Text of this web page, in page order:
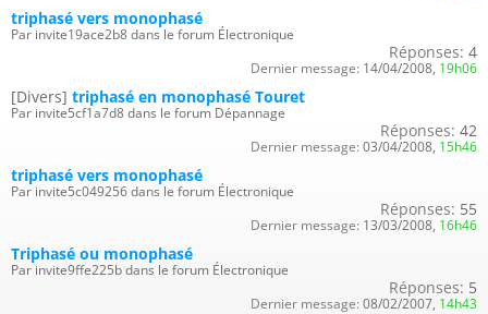
triphasé vers monophasé
Par invite19ace2b8 dans le forum Électronique
Réponses: 4
Dernier message: 14/04/2008, 19h06
[Divers] triphasé en monophasé Touret
Par invite5cf1a7d8 dans le forum Dépannage
Réponses: 42
Dernier message: 03/04/2008, 15h46
triphasé vers monophasé
Par invite5c049256 dans le forum Électronique
Réponses: 55
Dernier message: 13/03/2008, 16h46
Triphasé ou monophasé
Par invite9ffe225b dans le forum Électronique
Réponses: 5
Dernier message: 08/02/2007, 14h43